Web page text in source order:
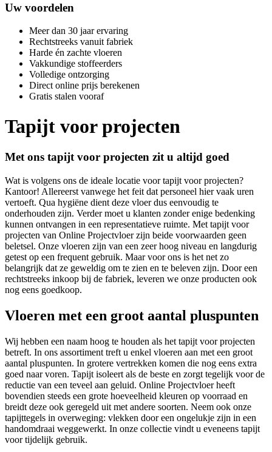
Uw voordelen
Meer dan 30 jaar ervaring
Rechtstreeks vanuit fabriek
Harde én zachte vloeren
Vakkundige stoffeerders
Volledige ontzorging
Direct online prijs berekenen
Gratis stalen vooraf
Tapijt voor projecten
Met ons tapijt voor projecten zit u altijd goed
Wat is volgens ons de ideale locatie voor tapijt voor projecten?
Kantoor! Allereerst vanwege het feit dat personeel hier vaak uren
vertoeft. Qua hygiëne dient deze vloer dus eenvoudig te
onderhouden zijn. Verder moet u klanten zonder enige bedenking
kunnen ontvangen in een representatieve ruimte. Met tapijt voor
projecten van Online Projectvloer zijn beide voorwaarden geen
beletsel. Onze vloeren zijn van een zeer hoog niveau en langdurig
getest op een frequent gebruik. Maar voor ons is het net zo
belangrijk dat ze geweldig om te zien en te beleven zijn. Door een
rechtstreeks inkoop bij de fabriek, leveren we onze producten ook
nog eens goedkoop.
Vloeren met een groot aantal pluspunten
Wij hebben een naam hoog te houden als het tapijt voor projecten
betreft. In ons assortiment treft u enkel vloeren aan met een groot
aantal pluspunten. In grotere vertrekken komen die nog eens extra
goed naar voren. Tapijt isoleert als de beste en zorgt tegelijk voor de
reductie van een teveel aan geluid. Online Projectvloer heeft
bovendien steeds een grote hoeveelheid kleuren op voorraad en
breidt deze ook geregeld uit met andere soorten. Neem ook onze
tapijttegels in overweging: vlekken door een ongelukje zijn in een
handomdraai weggewerkt. In onze collectie vindt u eveneens tapijt
voor tijdelijk gebruik.